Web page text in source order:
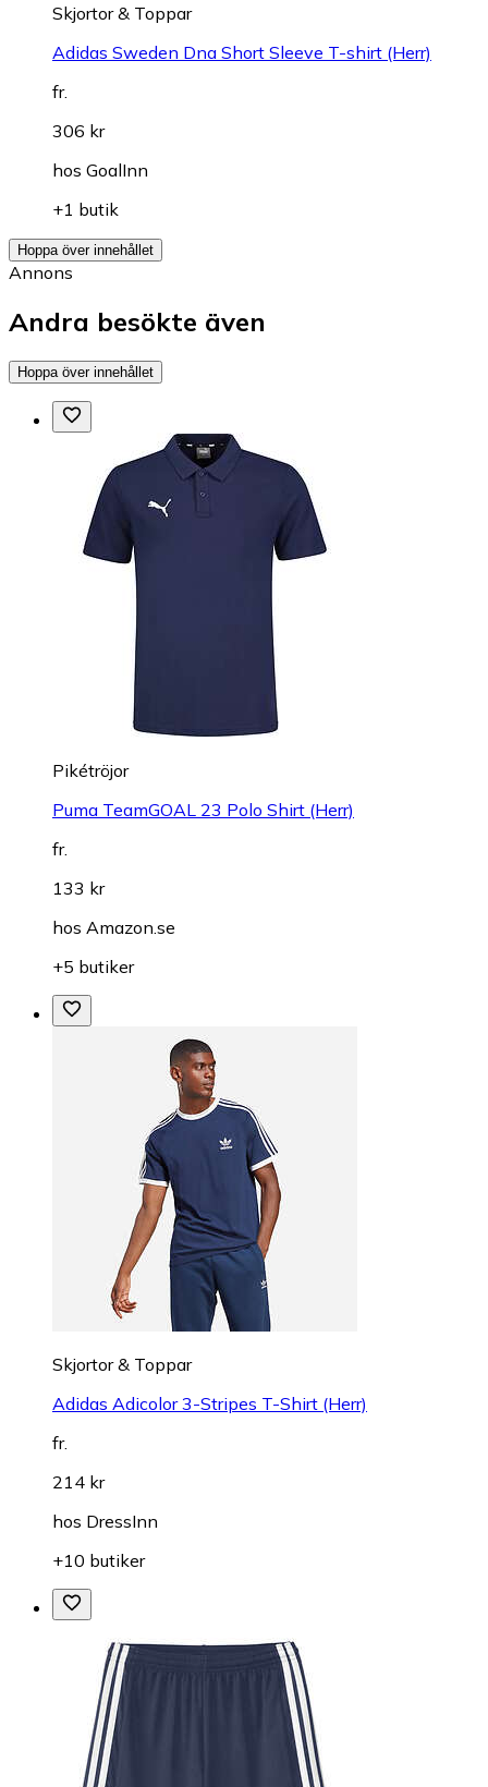
Skjortor & Toppar
Adidas Sweden Dna Short Sleeve T-shirt (Herr)
fr.
306 kr
hos GoalInn
+1 butik
Hoppa över innehållet
Annons
Andra besökte även
Hoppa över innehållet
Pikétröjor
Puma TeamGOAL 23 Polo Shirt (Herr)
fr.
133 kr
hos Amazon.se
+5 butiker
Skjortor & Toppar
Adidas Adicolor 3-Stripes T-Shirt (Herr)
fr.
214 kr
hos DressInn
+10 butiker